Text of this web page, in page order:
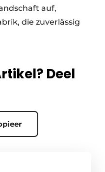
auf,
die zuverlässig
Deel